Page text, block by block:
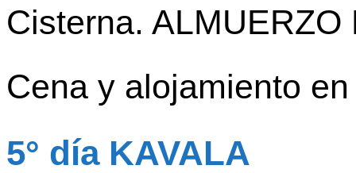
Cisterna.
Cena y alojamiento
5° día KAVALA